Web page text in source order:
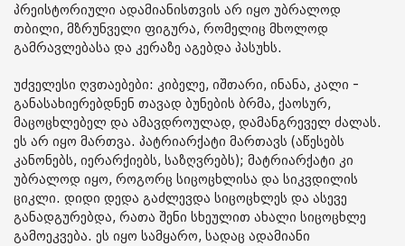
პრეისტორიული ადამიანისთვის არ იყო უბრალოდ
თბილი, მზრუნველი ფიგურა, რომელიც მხოლოდ
გამრავლებასა და კერაზე აგებდა პასუხს.
უძველესი ღვთაებები: კიბელე, იშთარი, ინანა, კალი -
განასახიერებდნენ თავად ბუნების ბრმა, ქაოსურ,
მაცოცხლებელ და ამავდროულად, დამანგრეველ ძალას.
ეს არ იყო მართვა. პატრიარქატი მართავს (აწესებს
კანონებს, იერარქიებს, საზღვრებს); მატრიარქატი კი
უბრალოდ იყო, როგორც სიცოცხლისა და სიკვდილის
ციკლი. დიდი დედა გაძლევდა სიცოცხლეს და ასევე
განადგურებდა, რათა შენი სხეულით ახალი სიცოცხლე
გამოეკვება. ეს იყო სამყარო, სადაც ადამიანი